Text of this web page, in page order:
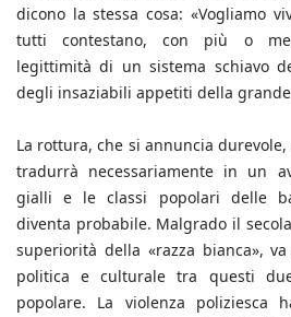
dicono la stessa cosa: «Vogliamo
tutti contestano, con più o
legittimità di un sistema schiavo
degli insaziabili appetiti della
La rottura, che si annuncia
tradurrà necessariamente in un
gialli e le classi popolari delle
diventa probabile. Malgrado il
superiorità della «razza bianca»,
politica e culturale tra questi
popolare. La violenza poliziesca